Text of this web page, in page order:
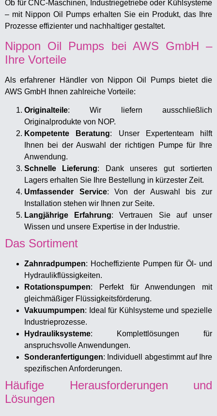
Ob für CNC-Maschinen, Industriegetriebe oder Kühlsysteme
– mit Nippon Oil Pumps erhalten Sie ein Produkt, das Ihre
Prozesse effizienter und nachhaltiger gestaltet.
Nippon Oil Pumps bei AWS GmbH –
Ihre Vorteile
Als erfahrener Händler von Nippon Oil Pumps bietet die
AWS GmbH Ihnen zahlreiche Vorteile:
Originalteile: Wir liefern ausschließlich
Originalprodukte von NOP.
Kompetente Beratung: Unser Expertenteam hilft
Ihnen bei der Auswahl der richtigen Pumpe für Ihre
Anwendung.
Schnelle Lieferung: Dank unseres gut sortierten
Lagers erhalten Sie Ihre Bestellung in kürzester Zeit.
Umfassender Service: Von der Auswahl bis zur
Installation stehen wir Ihnen zur Seite.
Langjährige Erfahrung: Vertrauen Sie auf unser
Wissen und unsere Expertise in der Industrie.
Das Sortiment
Zahnradpumpen: Hocheffiziente Pumpen für Öl- und
Hydraulikflüssigkeiten.
Rotationspumpen: Perfekt für Anwendungen mit
gleichmäßiger Flüssigkeitsförderung.
Vakuumpumpen: Ideal für Kühlsysteme und spezielle
Industrieprozesse.
Hydrauliksysteme: Komplettlösungen für
anspruchsvolle Anwendungen.
Sonderanfertigungen: Individuell abgestimmt auf Ihre
spezifischen Anforderungen.
Häufige Herausforderungen und
Lösungen